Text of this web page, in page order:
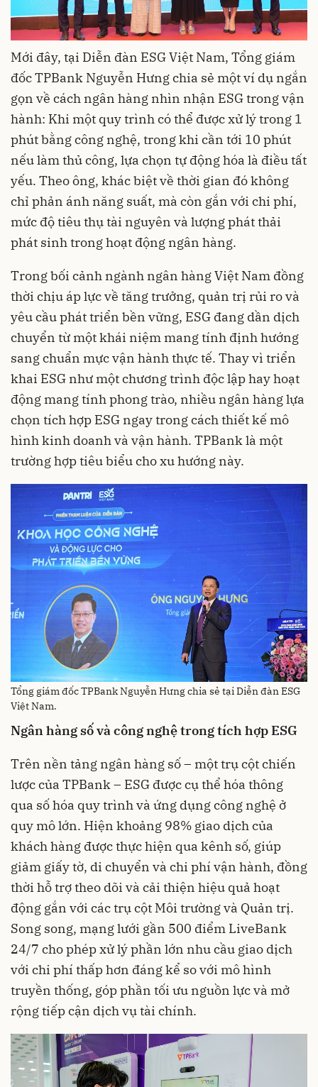
Mới đây, tại Diễn đàn ESG Việt Nam, Tổng giám
đốc TPBank Nguyễn Hưng chia sẻ một ví dụ ngắn
gọn về cách ngân hàng nhìn nhận ESG trong vận
hành: Khi một quy trình có thể được xử lý trong 1
phút bằng công nghệ, trong khi cần tới 10 phút
nếu làm thủ công, lựa chọn tự động hóa là điều tất
yếu. Theo ông, khác biệt về thời gian đó không
chỉ phản ánh năng suất, mà còn gắn với chi phí,
mức độ tiêu thụ tài nguyên và lượng phát thải
phát sinh trong hoạt động ngân hàng.
Trong bối cảnh ngành ngân hàng Việt Nam đồng
thời chịu áp lực về tăng trưởng, quản trị rủi ro và
yêu cầu phát triển bền vững, ESG đang dần dịch
chuyển từ một khái niệm mang tính định hướng
sang chuẩn mực vận hành thực tế. Thay vì triển
khai ESG như một chương trình độc lập hay hoạt
động mang tính phong trào, nhiều ngân hàng lựa
chọn tích hợp ESG ngay trong cách thiết kế mô
hình kinh doanh và vận hành. TPBank là một
trường hợp tiêu biểu cho xu hướng này.
Tổng giám đốc TPBank Nguyễn Hưng chia sẻ tại Diễn đàn ESG
Việt Nam.
Ngân hàng số và công nghệ trong tích hợp ESG
Trên nền tảng ngân hàng số – một trụ cột chiến
lược của TPBank – ESG được cụ thể hóa thông
qua số hóa quy trình và ứng dụng công nghệ ở
quy mô lớn. Hiện khoảng 98% giao dịch của
khách hàng được thực hiện qua kênh số, giúp
giảm giấy tờ, di chuyển và chi phí vận hành, đồng
thời hỗ trợ theo dõi và cải thiện hiệu quả hoạt
động gắn với các trụ cột Môi trường và Quản trị.
Song song, mạng lưới gần 500 điểm LiveBank
24/7 cho phép xử lý phần lớn nhu cầu giao dịch
với chi phí thấp hơn đáng kể so với mô hình
truyền thống, góp phần tối ưu nguồn lực và mở
rộng tiếp cận dịch vụ tài chính.